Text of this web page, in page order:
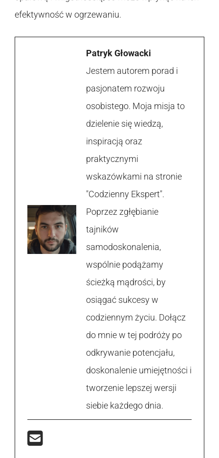
efektywność w ogrzewaniu.
Patryk Głowacki
Jestem autorem porad i
pasjonatem rozwoju
osobistego. Moja misja to
dzielenie się wiedzą,
inspiracją oraz
praktycznymi
wskazówkami na stronie
"Codzienny Ekspert".
Poprzez zgłębianie
tajników
samodoskonalenia,
wspólnie podążamy
ścieżką mądrości, by
osiągać sukcesy w
codziennym życiu. Dołącz
do mnie w tej podróży po
odkrywanie potencjału,
doskonalenie umiejętności i
tworzenie lepszej wersji
siebie każdego dnia.